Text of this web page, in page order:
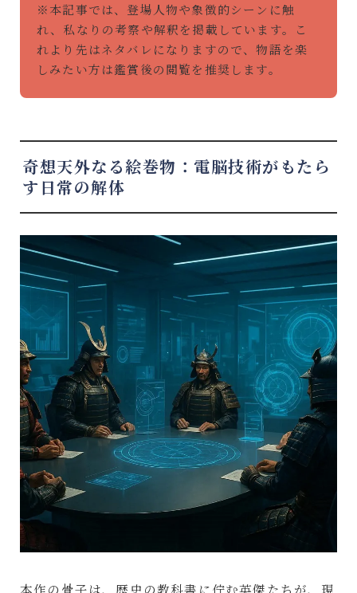
※本記事では、登場人物や象徴的シーンに触
れ、私なりの考察や解釈を掲載しています。こ
れより先はネタバレになりますので、物語を楽
しみたい方は鑑賞後の閲覧を推奨します。
奇想天外なる絵巻物：電脳技術がもたら
す日常の解体
本作の骨子は、歴史の教科書に佇む英傑たちが、現